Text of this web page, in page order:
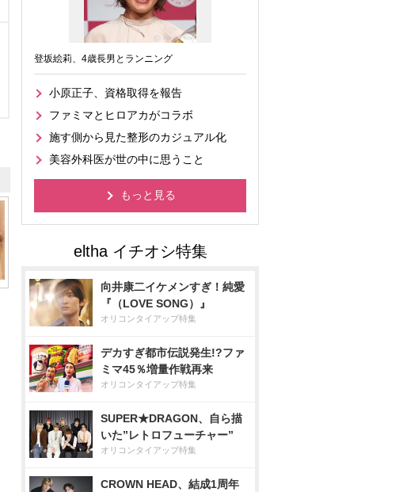
登坂絵莉、4歳長男とランニング
小原正子、資格取得を報告
ファミマとヒロアカがコラボ
施す側から見た整形のカジュアル化
美容外科医が世の中に思うこと
もっと見る
向井康二イケメンすぎ！純愛
『（LOVE SONG）』
オリコンタイアップ特集
デカすぎ都市伝説発生!?ファ
ミマ45％増量作戦再来
オリコンタイアップ特集
SUPER★DRAGON、自ら描
いた”レトロフューチャー”
オリコンタイアップ特集
CROWN HEAD、結成1周年